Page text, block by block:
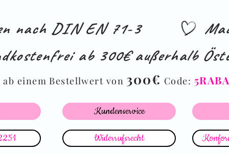
nach DIN EN 71-3
ab 300€ außerhalb
ab einem Bestellwert von 300€ Code:
Kundenservice
Widerrufsrecht